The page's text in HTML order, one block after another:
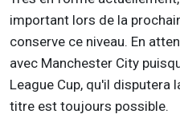
important lors de la
conserve ce niveau. En
avec Manchester City
League Cup, qu'il disputera
titre est toujours possible.